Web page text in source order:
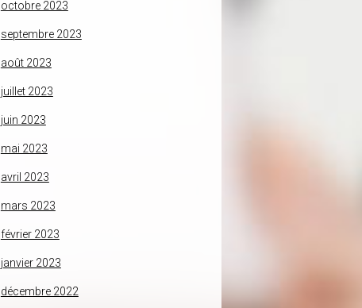
octobre 2023
septembre 2023
août 2023
juillet 2023
juin 2023
mai 2023
avril 2023
mars 2023
février 2023
janvier 2023
décembre 2022